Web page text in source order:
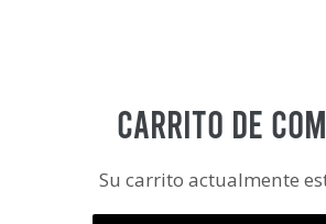
Carrito de
Su carrito actualmente